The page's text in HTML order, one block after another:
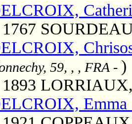
59, , , FRA - )
Emma